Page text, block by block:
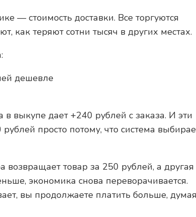
— стоимость доставки. Все торгуются
как теряют сотни тысяч в других местах.
дешевле
выкупе дает +240 рублей с заказа. И эти
просто потому, что система
товар за 250 рублей, а другая
экономика снова переворачивается.
вы продолжаете платить больше,